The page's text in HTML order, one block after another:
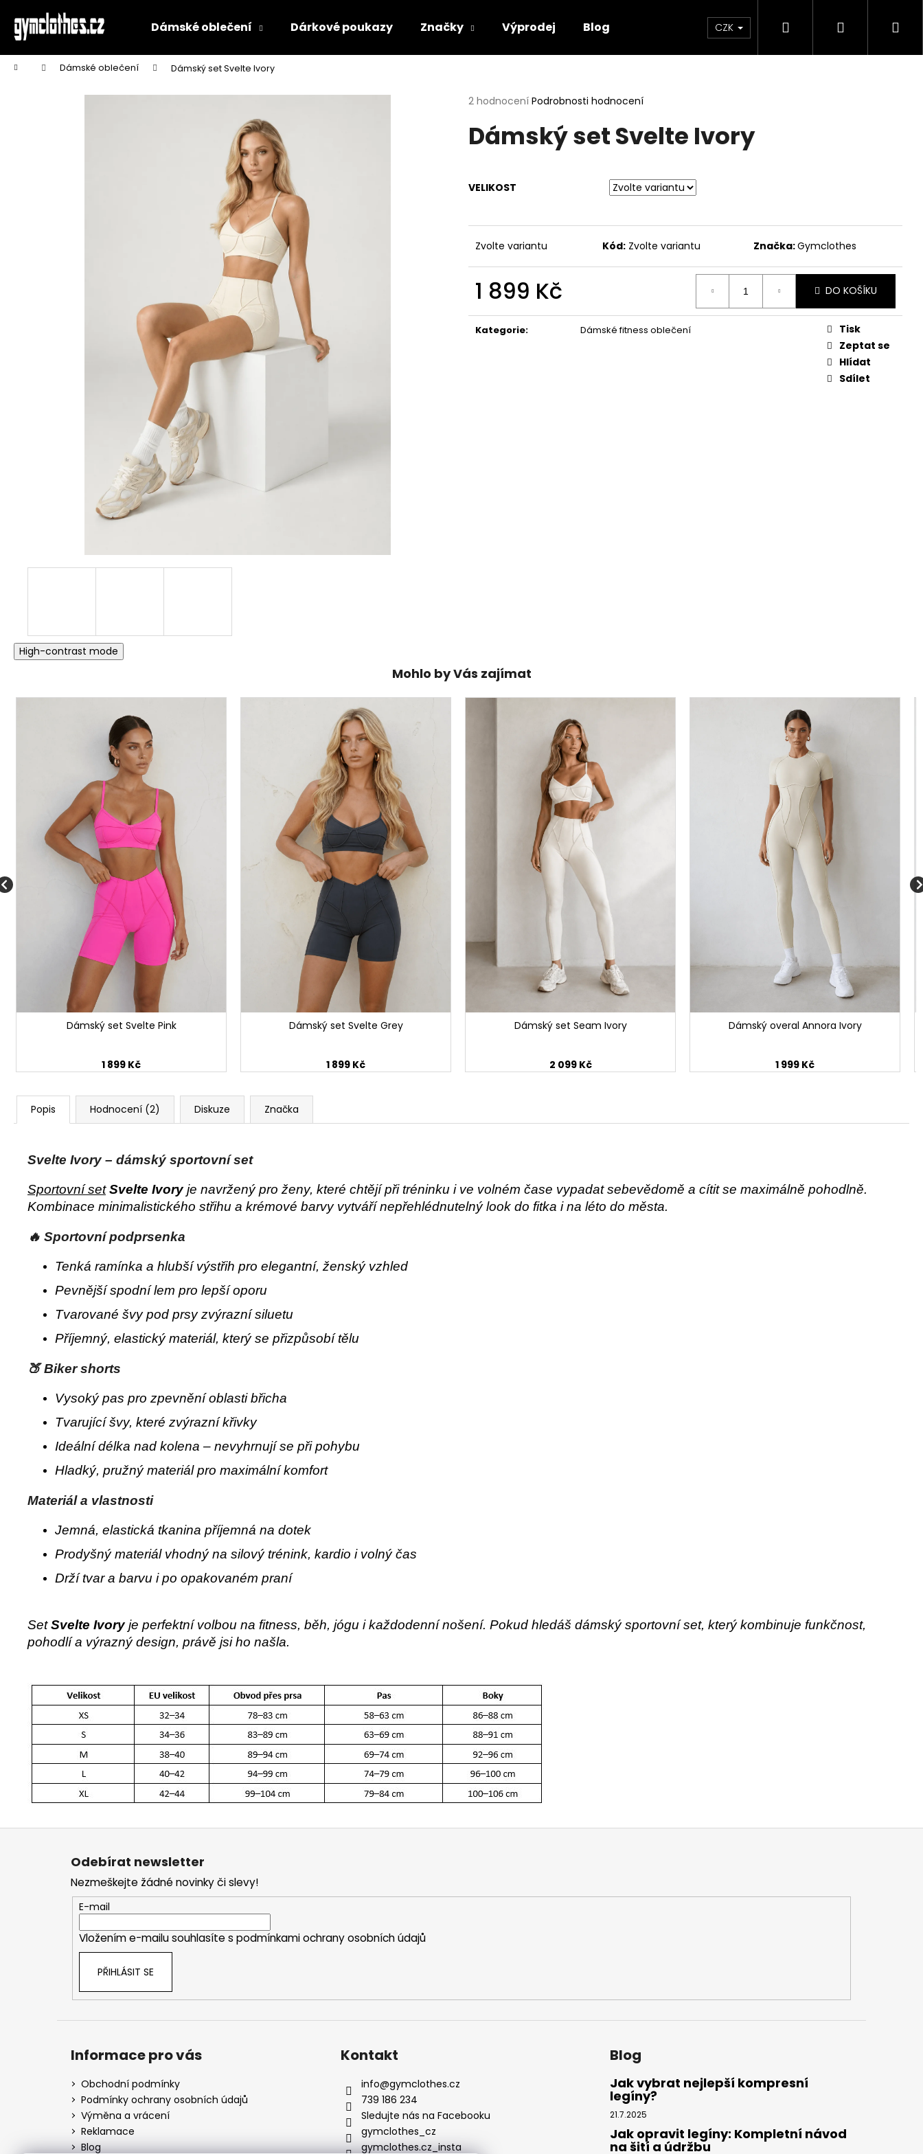
obsah
Dámské oblečení Dárkové poukazy Značky Výprodej Blog CZK Hledat Přihlášení
Domů Dámské oblečení Dámský set Svelte Ivory
Průměrné
produktu
je
hvězdiček.
2 hodnocení Podrobnosti hodnocení
Dámský set Svelte Ivory
VELIKOST
Zvolte variantu Kód: Zvolte variantu Značka:Gymclothes
1 899 Kč
cena:
DO KOŠÍKU
Kategorie: Dámské fitness oblečení
Tisk
Zeptat se
Hlídat
Sdílet
High-contrast mode
Dámský set Svelte Pink
1 899 Kč
Dámský set Svelte Grey
1 899 Kč
Dámský set Seam Ivory
2 099 Kč
Dámský overal Annora Ivory
1 999 Kč
Popis Hodnocení (2) Diskuze Značka
Svelte Ivory – dámský sportovní set
Sportovní set Svelte Ivoryje navržený pro ženy, které chtějí při tréninku i ve volném čase vypadat sebevědomě a cítit se maximálně pohodlně.
Kombinace minimalistického střihu a krémové barvy vytváří nepřehlédnutelný look do fitka i na léto do města.
🔥 Sportovní podprsenka
Tenká ramínka a hlubší výstřih pro elegantní, ženský vzhled
Pevnější spodní lem pro lepší oporu
Tvarované švy pod prsy zvýrazní siluetu
Příjemný, elastický materiál, který se přizpůsobí tělu
🍑 Biker shorts
Vysoký pas pro zpevnění oblasti břicha
Tvarující švy, které zvýrazní křivky
Ideální délka nad kolena – nevyhrnují se při pohybu
Hladký, pružný materiál pro maximální komfort
Materiál a vlastnosti
Jemná, elastická tkanina příjemná na dotek
Prodyšný materiál vhodný na silový trénink, kardio i volný čas
Drží tvar a barvu i po opakovaném praní
SetSvelte Ivoryje perfektní volbou na fitness, běh, jógu i každodenní nošení. Pokud hledáš dámský sportovní set, který kombinuje funkčnost,
pohodlí a výrazný design, právě jsi ho našla.
í
Zpět
do
obchodu
Zpět
do
obchodu
HLEDAT
Odebírat newsletter
Nezmeškejte žádné novinky či slevy!
E-mail
Vložením e-mailu souhlasíte s podmínkami ochrany osobních údajů
PŘIHLÁSIT SE
Informace pro vás
Obchodní podmínky
Podmínky ochrany osobních údajů
Výměna a vrácení
Reklamace
Blog
Kontakt
info@gymclothes.cz
739 186 234
Sledujte nás na Facebooku
gymclothes_cz
gymclothes.cz_insta
Blog
Jak vybrat nejlepší kompresní
legíny?
21.7.2025
Jak opravit legíny: Kompletní návod
na šití a údržbu